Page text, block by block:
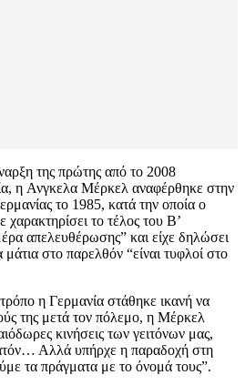
της πρώτης από το 2008
η Ανγκελα Μέρκελ αναφέρθηκε στην
το 1985, κατά την οποία ο
χαρακτηρίσει το τέλος του Β’
απελευθέρωσης” και είχε δηλώσει
μάτια στο παρελθόν “είναι τυφλοί στο
η Γερμανία στάθηκε ικανή να
της μετά τον πόλεμο, η Μέρκελ
κινήσεις των γειτόνων μας,
Αλλά υπήρχε η παραδοχή στη
τα πράγματα με το όνομά τους”.